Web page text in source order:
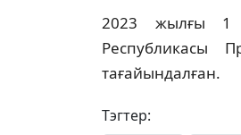
2023 жылғы 1
Республикасы
тағайындалған.
Тэгтер: